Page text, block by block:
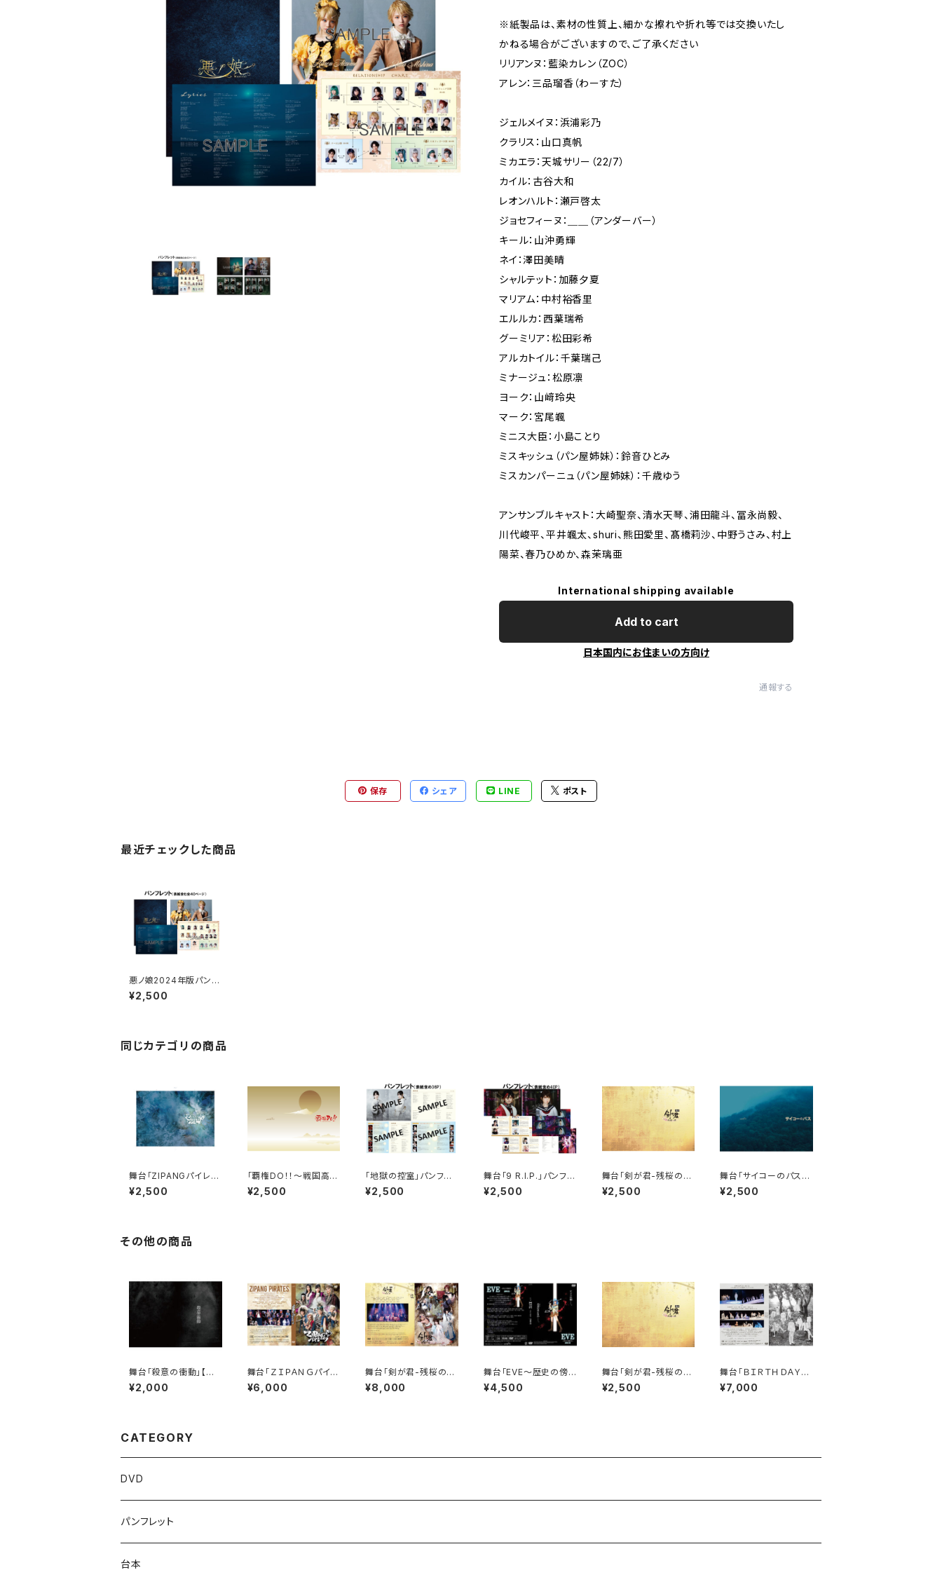
※紙製品は、素材の性質上、細かな擦れや折れ等では交換いたし
かねる場合がございますので、ご了承ください
リリアンヌ：藍染カレン（ZOC）
アレン：三品瑠香（わーすた）
ジェルメイヌ：浜浦彩乃
クラリス：山口真帆
ミカエラ：天城サリー（22/7）
カイル：古谷大和
レオンハルト：瀬戸啓太
ジョセフィーヌ：＿＿（アンダーバー）
キール：山沖勇輝
ネイ：澤田美晴
シャルテット：加藤夕夏
マリアム：中村裕香里
エルルカ：西葉瑞希
グーミリア：松田彩希
アルカトイル：千葉瑞己
ミナージュ：松原凛
ヨーク：山﨑玲央
マーク：宮尾颯
ミニス大臣：小島ことり
ミスキッシュ（パン屋姉妹）：鈴音ひとみ
ミスカンパーニュ（パン屋姉妹）：千歳ゆう
アンサンブルキャスト：大崎聖奈、清水天琴、浦田龍斗、冨永尚毅、
川代峻平、平井颯太、shuri、熊田愛里、髙橋莉沙、中野うさみ、村上
陽菜、春乃ひめか、森茉璃亜
International shipping available
Add to cart
日本国内にお住まいの方向け
通報する
保存 シェア LINE ポスト
最近チェックした商品
悪ノ娘2024年版パンフ
レット
¥2,500
同じカテゴリの商品
舞台「ZIPANGパイレー
ツ」パンフレット
¥2,500
「覇権DO！！～戦国高校
天下布武～」パンフレッ
ト
¥2,500
「地獄の控室」パンフレ
ット（全36ページ）
¥2,500
舞台「9 R.I.P.」パンフレ
ット（カラー40P）
¥2,500
舞台「剣が君-残桜の
舞-」2020年版 パンフ
レット
¥2,500
舞台「サイコーのパス」
パンフレット
¥2,500
その他の商品
舞台「殺意の衝動」【パ
ンフレット】
¥2,000
舞台「ＺＩＰＡＮＧパイレ
ーツ」2015年版【DVD】
¥6,000
舞台「剣が君-残桜の
舞-」2020年版 DVD
¥8,000
舞台「EVE〜歴史の傍
観者〜」【DVD】
¥4,500
舞台「剣が君-残桜の
舞-」2020年版 パンフ
レット
¥2,500
舞台「ＢＩＲＴＨＤＡＹ」
DVD
¥7,000
CATEGORY
DVD
パンフレット
台本